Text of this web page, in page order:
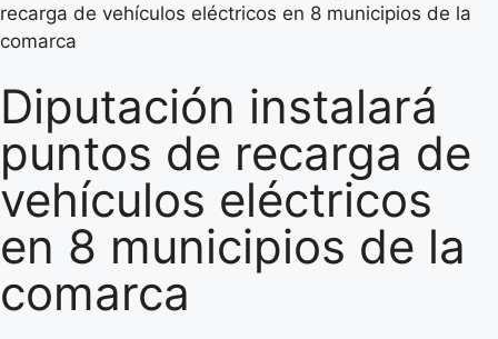
recarga de vehículos eléctricos en 8 municipios de la
comarca
Diputación instalará
puntos de recarga de
vehículos eléctricos
en 8 municipios de la
comarca